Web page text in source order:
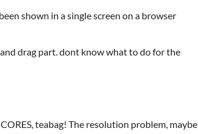
shown in a single screen on a browser
drag part. dont know what to do for the
teabag! The resolution problem, maybe